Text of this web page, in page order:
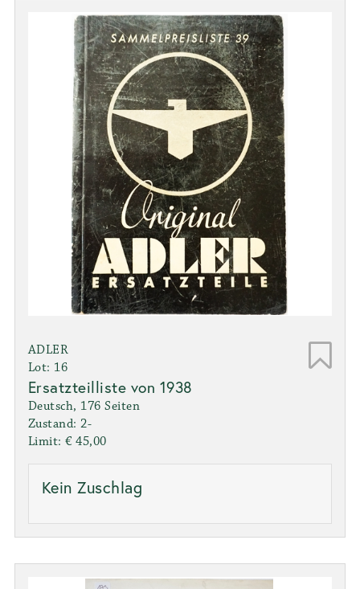
ADLER
Lot: 16
Ersatzteilliste von 1938
Deutsch, 176 Seiten
Zustand: 2-
Limit: € 45,00
Kein Zuschlag